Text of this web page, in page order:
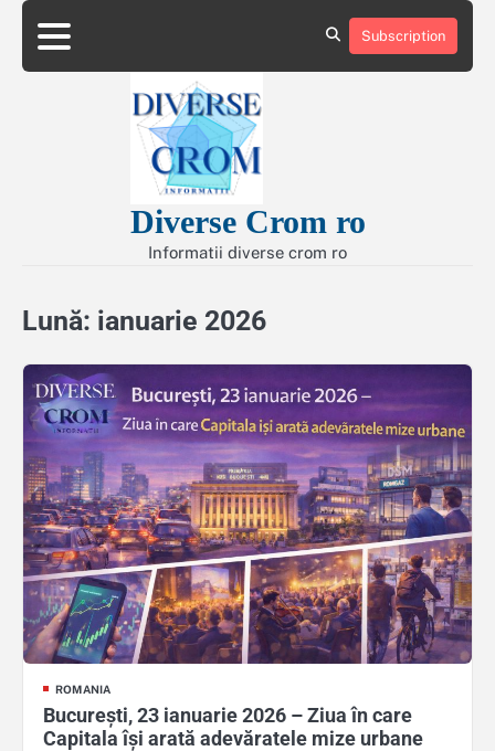
Skip
content
Contact
Politică
Subscription
Diverse Crom ro
Informatii diverse crom ro
Lună: ianuarie 2026
ROMANIA
București, 23 ianuarie 2026 – Ziua în care
Capitala își arată adevăratele mize urbane